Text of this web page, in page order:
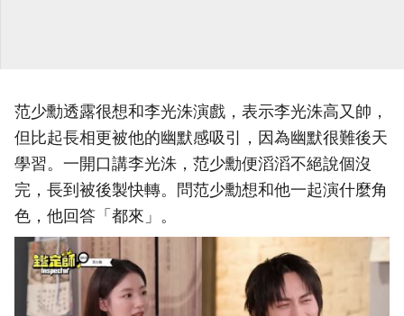
范少勳透露很想和李光洙演戲，表示李光洙高又帥，
但比起長相更被他的幽默感吸引，因為幽默很難後天
學習。一開口講李光洙，范少勳便滔滔不絕說個沒
完，長到被後製快轉。問范少勳想和他一起演什麼角
色，他回答「都來」。